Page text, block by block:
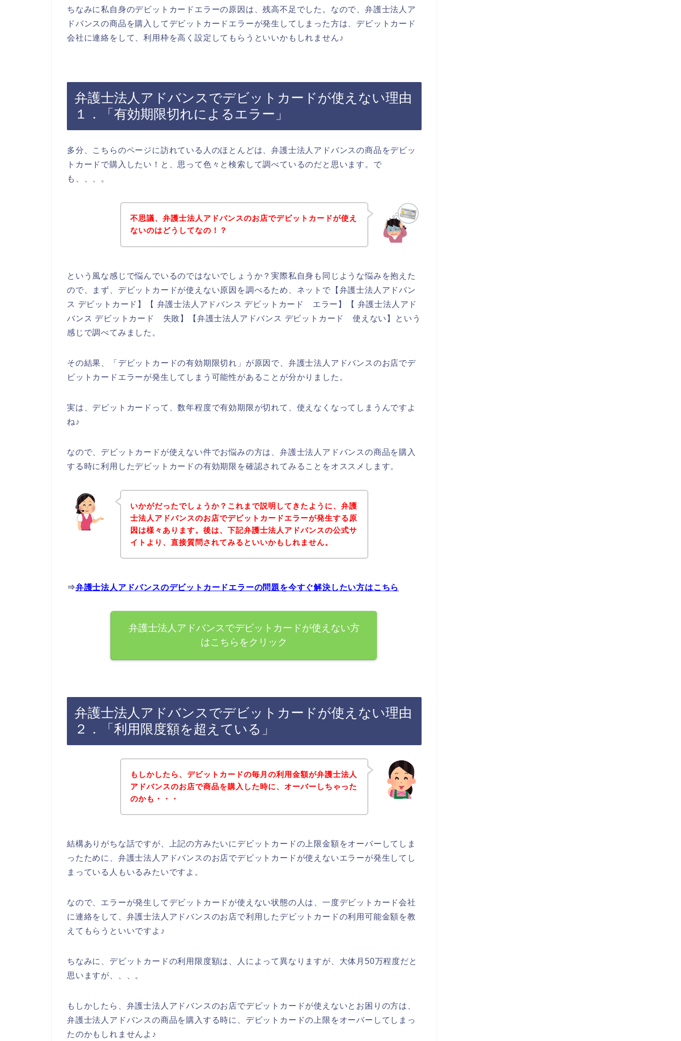
ちなみに私自身のデビットカードエラーの原因は、残高不足でした。なので、弁護士法人ア
ドバンスの商品を購入してデビットカードエラーが発生してしまった方は、デビットカード
会社に連絡をして、利用枠を高く設定してもらうといいかもしれません♪
弁護士法人アドバンスでデビットカードが使えない理由
１．「有効期限切れによるエラー」
多分、こちらのページに訪れている人のほとんどは、弁護士法人アドバンスの商品をデビッ
トカードで購入したい！と、思って色々と検索して調べているのだと思います。で
も、、、。
不思議、弁護士法人アドバンスのお店でデビットカードが使え
ないのはどうしてなの！？
という風な感じで悩んでいるのではないでしょうか？実際私自身も同じような悩みを抱えた
ので、まず、デビットカードが使えない原因を調べるため、ネットで【弁護士法人アドバン
ス デビットカード】【 弁護士法人アドバンス デビットカード エラー】【 弁護士法人アド
バンス デビットカード 失敗】【弁護士法人アドバンス デビットカード 使えない】という
感じで調べてみました。
その結果、「デビットカードの有効期限切れ」が原因で、弁護士法人アドバンスのお店でデ
ビットカードエラーが発生してしまう可能性があることが分かりました。
実は、デビットカードって、数年程度で有効期限が切れて、使えなくなってしまうんですよ
ね♪
なので、デビットカードが使えない件でお悩みの方は、弁護士法人アドバンスの商品を購入
する時に利用したデビットカードの有効期限を確認されてみることをオススメします。
いかがだったでしょうか？これまで説明してきたように、弁護
士法人アドバンスのお店でデビットカードエラーが発生する原
因は様々あります。後は、下記弁護士法人アドバンスの公式サ
イトより、直接質問されてみるといいかもしれません。
⇒弁護士法人アドバンスのデビットカードエラーの問題を今すぐ解決したい方はこちら
弁護士法人アドバンスでデビットカードが使えない方
はこちらをクリック
弁護士法人アドバンスでデビットカードが使えない理由
２．「利用限度額を超えている」
もしかしたら、デビットカードの毎月の利用金額が弁護士法人
アドバンスのお店で商品を購入した時に、オーバーしちゃった
のかも・・・
結構ありがちな話ですが、上記の方みたいにデビットカードの上限金額をオーバーしてしま
ったために、弁護士法人アドバンスのお店でデビットカードが使えないエラーが発生してし
まっている人もいるみたいですよ。
なので、エラーが発生してデビットカードが使えない状態の人は、一度デビットカード会社
に連絡をして、弁護士法人アドバンスのお店で利用したデビットカードの利用可能金額を教
えてもらうといいですよ♪
ちなみに、デビットカードの利用限度額は、人によって異なりますが、大体月50万程度だと
思いますが、、、。
もしかしたら、弁護士法人アドバンスのお店でデビットカードが使えないとお困りの方は、
弁護士法人アドバンスの商品を購入する時に、デビットカードの上限をオーバーしてしまっ
たのかもしれませんよ♪